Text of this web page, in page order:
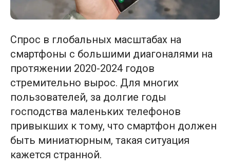
Спрос в глобальных масштабах на
смартфоны с большими диагоналями на
протяжении 2020-2024 годов
стремительно вырос. Для многих
пользователей, за долгие годы
господства маленьких телефонов
привыкших к тому, что смартфон должен
быть миниатюрным, такая ситуация
кажется странной.